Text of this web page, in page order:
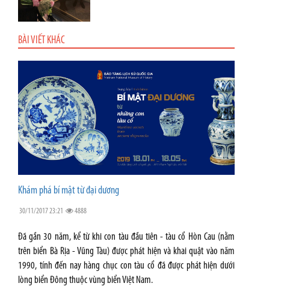
BÀI VIẾT KHÁC
Khám phá bí mật từ đại dương
30/11/2017 23:21 4888
Đã gần 30 năm, kể từ khi con tàu đầu tiên - tàu cổ Hòn Cau (nằm
trên biển Bà Rịa - Vũng Tàu) được phát hiện và khai quật vào năm
1990, tính đến nay hàng chục con tàu cổ đã được phát hiện dưới
lòng biển Đông thuộc vùng biển Việt Nam.